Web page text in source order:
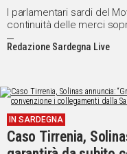
I parlamentari sardi del
continuità delle merci
assoluta emergenza è
Redazione Sardegna Live
IN SARDEGNA
Caso Tirrenia,